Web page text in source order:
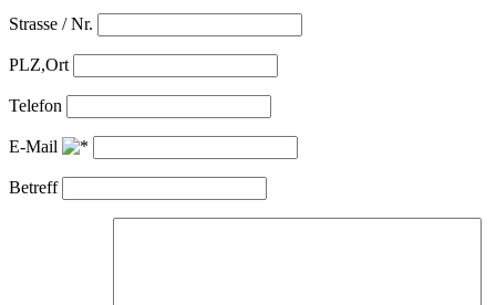
Strasse / Nr.
PLZ,Ort
Telefon
E-Mail
Betreff